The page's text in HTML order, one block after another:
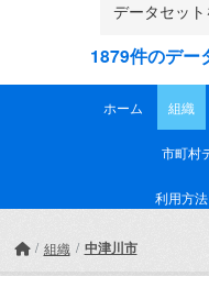
1879件のデー
ホーム 組織
市町村
利用方
組織 中津川市